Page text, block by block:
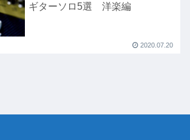
ギターソロ5選 洋楽編
2020.07.20